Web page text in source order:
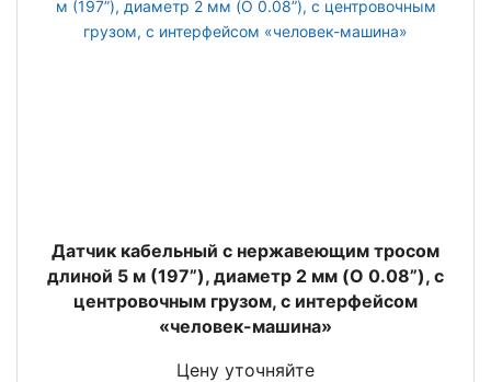
Датчик кабельный с нержавеющим тросом
длиной 5 м (197”), диаметр 2 мм (O 0.08”), с
центровочным грузом, с интерфейсом
«человек-машина»
Цену уточняйте